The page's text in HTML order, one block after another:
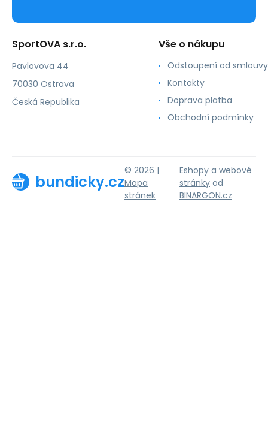
SportOVA s.r.o.
Pavlovova 44
70030 Ostrava
Česká Republika
Vše o nákupu
Odstoupení od smlouvy
Kontakty
Doprava platba
Obchodní podmínky
bundicky.cz
© 2026 |
Mapa
stránek
Eshopy a webové
stránky od
BINARGON.cz